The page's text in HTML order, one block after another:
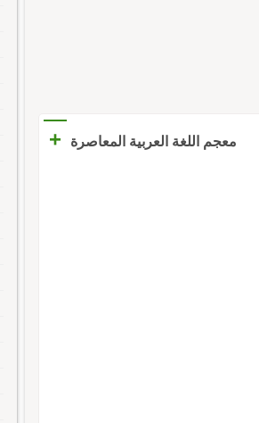
معجم اللغة العربية المعاصرة
+